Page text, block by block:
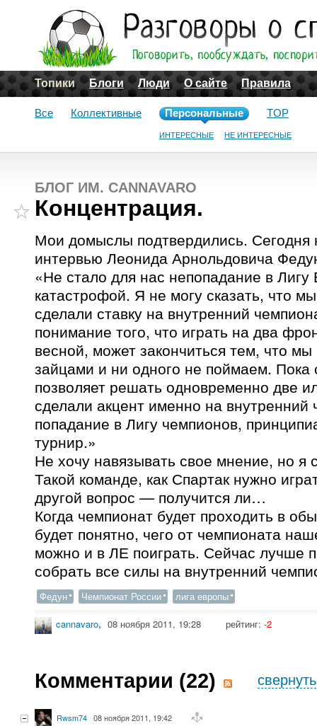
Топики Блоги Люди О сайте Правила
Все Коллективные Персональные
ИНТЕРЕСНЫЕ НЕ ИНТЕРЕСНЫЕ
TOP
БЛОГ ИМ. CANNAVARO
Концентрация.
Мои домыслы подтвердились. Сегодня
интервью Леонида Арнольдовича
«Не стало для нас непопадание в
катастрофой. Я не могу сказать, что
сделали ставку на внутренний
понимание того, что играть на два
весной, может закончиться тем, что
зайцами и ни одного не поймаем. Пока
позволяет решать одновременно две
сделали акцент именно на внутренний
попадание в Лигу чемпионов,
турнир.»
Не хочу навязывать свое мнение, но я
Такой команде, как Спартак нужно
другой вопрос — получится ли…
Когда чемпионат будет проходить в
будет понятно, чего от чемпионата
можно и в ЛЕ поиграть. Сейчас лучше
собрать все силы на внутренний
Федун Чемпионат России лига европы
cannavaro, 08 ноября 2011, 19:28 рейтинг: -2
Комментарии (22) свернуть
Rwsm74 08 ноября 2011, 19:42